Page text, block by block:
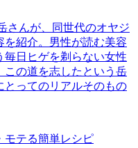
さんが、同世代のオヤジ
を紹介。男性が読む美容
日ヒゲを剃らない女性
この道を志したという岳
とってのリアルそのもの
モテる簡単レシピ